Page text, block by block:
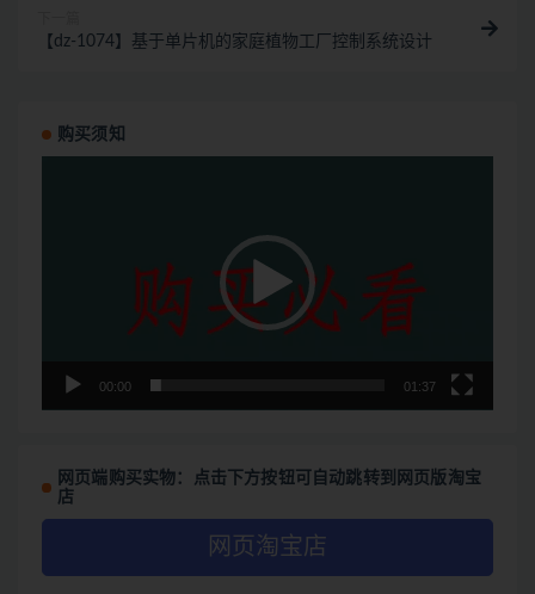
【dz-1074】基于单片机的家庭植物工厂控制系统设计
购买须知
00:00 01:37
网页端购买实物：点击下方按钮可自动跳转到网页版淘宝
店
网页淘宝店